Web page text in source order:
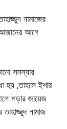
নামাজের
আগে
সমস্যার
হয় ,তাহলে ইশার
পড়ার জায়েজ
নামাজ